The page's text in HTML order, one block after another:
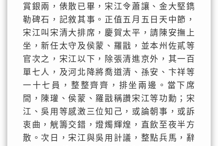
賞銀兩，俵散已畢，宋江令蕭讓、金大堅鐫
勒碑石，記敘其事。正值五月五日天中節，
宋江叫宋清大排席，慶賀太平，請陳安撫上
坐，新任太守及侯蒙、羅戩，並本州佐貳等
官次之，宋江以下，除張清進京外，其一百
單七人，及河北降將喬道清、孫安、卞祥等
一十七員，整整齊齊，排坐兩邊。當下席
間，陳瓘、侯蒙、羅戩稱讚宋江等功勳；宋
江、吳用等感激三位知己，或論朝事，或訴
衷曲，觥籌交錯，燈燭輝煌，直飲至夜半方
散。次日，宋江與吳用計議，整點兵馬，辭